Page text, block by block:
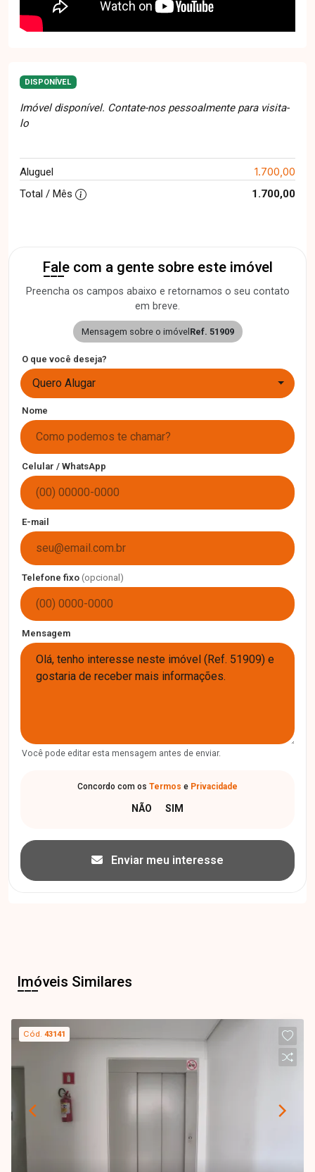
DISPONÍVEL
Imóvel disponível. Contate-nos pessoalmente para visita-
lo
Aluguel 1.700,00
Total / Mês 1.700,00
Fale com a gente sobre este imóvel
Preencha os campos abaixo e retornamos o seu contato
em breve.
Mensagem sobre o imóvel Ref. 51909
O que você deseja?
Quero Alugar
Nome
Celular / WhatsApp
E-mail
Telefone fixo (opcional)
Mensagem
Você pode editar esta mensagem antes de enviar.
Concordo com os Termos e Privacidade
Enviar meu interesse
Imóveis Similares
Cód.43141